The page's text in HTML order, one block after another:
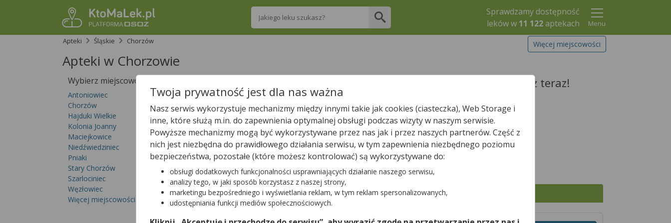
Wpisz nazwę leku
Sprawdzamy dostępność
leków w 11 122aptekach
Menu
Apteki
Śląskie Chorzów Więcej miejscowości
Apteki w Chorzowie
Wybierz miejscowość
Antoniowiec
Chorzów
Hajduki Wielkie
Kolonia Joanny
Maciejkowice
Niedźwiedziniec
Pniaki
Stary Chorzów
Szarlociniec
Węzłowiec
Więcej miejscowości...
Sprawdź, które apteki w Chorzowie posiadają Twój lek i zarezerwuj go już teraz!
Wpisz nazwę leku
Szukaj leku
W Chorzowie jest35 aptek.30aptek zgłosiło nam, że są właśnie otwarte.
Tylko otwarte apteki
Twoja prywatność jest dla nas ważna
Nasz serwis wykorzystuje mechanizmy między innymi takie jak cookies (ciasteczka), Web Storage i
inne, które służą m.in. do zapewnienia optymalnej obsługi podczas wizyty w naszym serwisie.
Powyższe mechanizmy mogą być wykorzystywane przez nas jak i przez naszych partnerów. Część z
nich jest niezbędna do prawidłowego działania serwisu, w tym zapewnienia niezbędnego poziomu
bezpieczeństwa, pozostałe (które możesz kontrolować) są wykorzystywane do:
obsługi dodatkowych funkcjonalności usprawniających działanie naszego serwisu,
analizy tego, w jaki sposób korzystasz z naszej strony,
marketingu bezpośredniego i wyświetlania reklam, w tym reklam spersonalizowanych,
udostępniania funkcji mediów społecznościowych.